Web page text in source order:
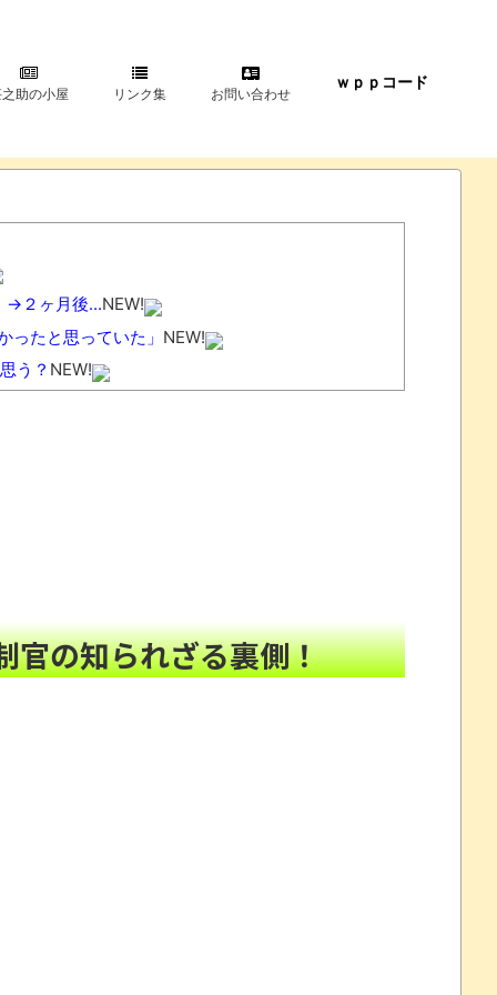
助の小屋 リンク集 お問い合わせ
ｗｐｐコード
→２ヶ月後...NEW!
ったと思っていた」 NEW!
う？ NEW!
なった・・・
わるｗｗｗｗｗ
ｗｗNEW!
NEW!
まいアイドル業界騒然・・・
ンパトロール」「1942」「タイムパイロット」が
コミに公開説教する戸塚宏元校長！
ついて問題提起 他
か
官の知られざる裏側！